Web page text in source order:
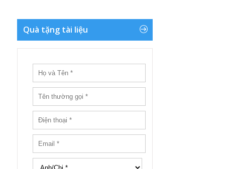
Quà tặng tài liệu